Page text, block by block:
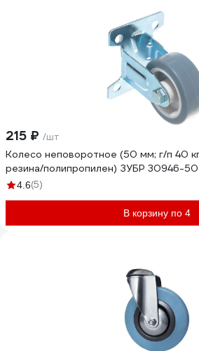
215 ₽ /шт
Колесо неповоротное (50 мм; г/п 40
резина/полипропилен) ЗУБР 30946-
4.6(5)
В корзину по 4